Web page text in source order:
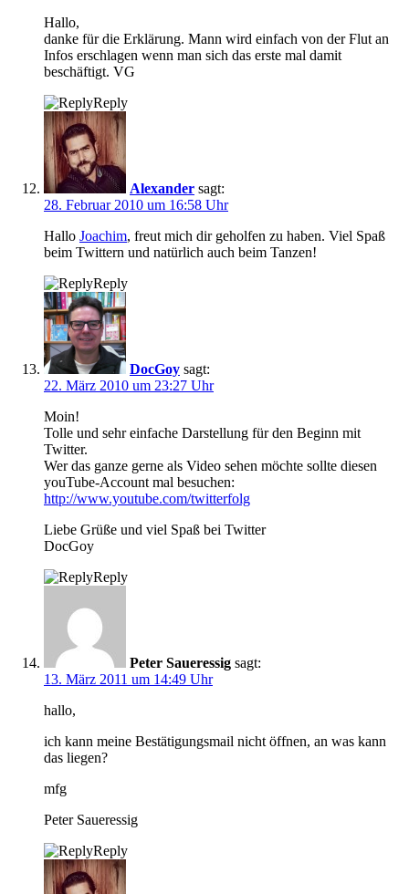
Hallo,
danke für die Erklärung. Mann wird einfach von der Flut an
Infos erschlagen wenn man sich das erste mal damit
beschäftigt. VG
Reply
Alexander sagt:
28. Februar 2010 um 16:58 Uhr
Hallo Joachim, freut mich dir geholfen zu haben. Viel Spaß
beim Twittern und natürlich auch beim Tanzen!
Reply
DocGoy sagt:
22. März 2010 um 23:27 Uhr
Moin!
Tolle und sehr einfache Darstellung für den Beginn mit
Twitter.
Wer das ganze gerne als Video sehen möchte sollte diesen
youTube-Account mal besuchen:
http://www.youtube.com/twitterfolg
Liebe Grüße und viel Spaß bei Twitter
DocGoy
Reply
Peter Saueressig sagt:
13. März 2011 um 14:49 Uhr
hallo,
ich kann meine Bestätigungsmail nicht öffnen, an was kann
das liegen?
mfg
Peter Saueressig
Reply